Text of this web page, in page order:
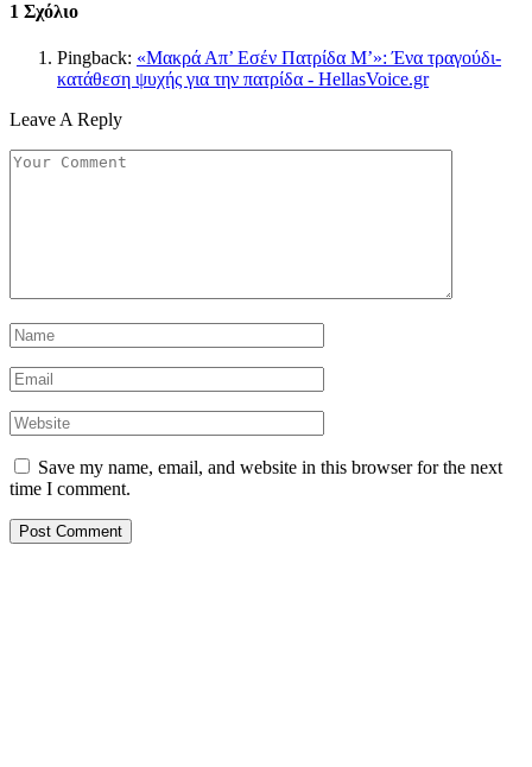
1 Σχόλιο
Pingback: «Μακρά Απ’ Εσέν Πατρίδα Μ’»: Ένα τραγούδι-
κατάθεση ψυχής για την πατρίδα - HellasVoice.gr
Leave A Reply
Save my name, email, and website in this browser for the next
time I comment.